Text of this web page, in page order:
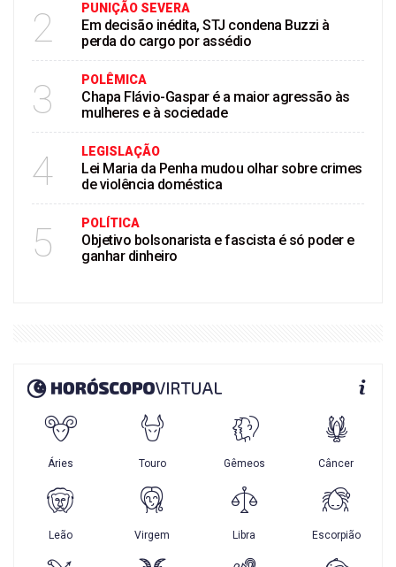
2 PUNIÇÃO SEVERA
Em decisão inédita, STJ condena Buzzi à
perda do cargo por assédio
3 POLÊMICA
Chapa Flávio-Gaspar é a maior agressão às
mulheres e à sociedade
4 LEGISLAÇÃO
Lei Maria da Penha mudou olhar sobre crimes
de violência doméstica
5 POLÍTICA
Objetivo bolsonarista e fascista é só poder e
ganhar dinheiro